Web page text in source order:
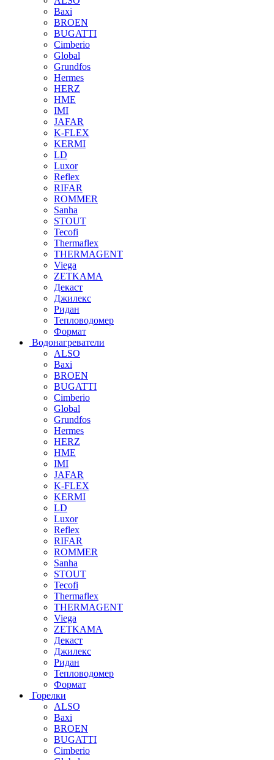
Baxi
BROEN
BUGATTI
Cimberio
Global
Grundfos
Hermes
HERZ
HME
IMI
JAFAR
K-FLEX
KERMI
LD
Luxor
Reflex
RIFAR
ROMMER
Sanha
STOUT
Tecofi
Thermaflex
THERMAGENT
Viega
ZETKAMA
Декаст
Джилекс
Ридан
Тепловодомер
Формат
Водонагреватели
ALSO
Baxi
BROEN
BUGATTI
Cimberio
Global
Grundfos
Hermes
HERZ
HME
IMI
JAFAR
K-FLEX
KERMI
LD
Luxor
Reflex
RIFAR
ROMMER
Sanha
STOUT
Tecofi
Thermaflex
THERMAGENT
Viega
ZETKAMA
Декаст
Джилекс
Ридан
Тепловодомер
Формат
Горелки
ALSO
Baxi
BROEN
BUGATTI
Cimberio